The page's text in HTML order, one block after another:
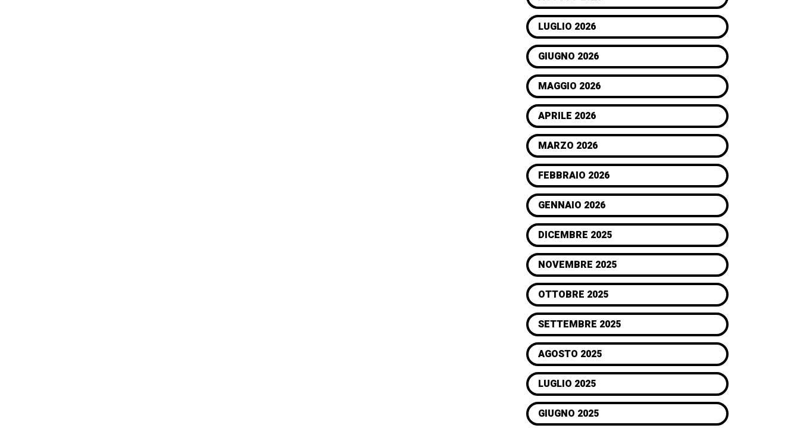
LUGLIO 2026
GIUGNO 2026
MAGGIO 2026
APRILE 2026
MARZO 2026
FEBBRAIO 2026
GENNAIO 2026
DICEMBRE 2025
NOVEMBRE 2025
OTTOBRE 2025
SETTEMBRE 2025
AGOSTO 2025
LUGLIO 2025
GIUGNO 2025